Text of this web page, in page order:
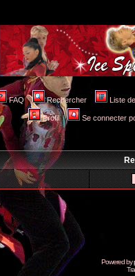
FAQ Rechercher Liste
Profil Se connecter
Powered by